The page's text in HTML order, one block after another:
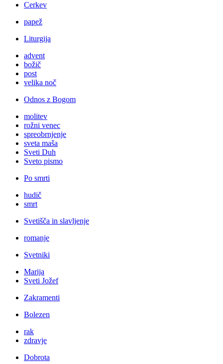
Cerkev
papež
Liturgija
advent
božič
post
velika noč
Odnos z Bogom
molitev
rožni venec
spreobrnjenje
sveta maša
Sveti Duh
Sveto pismo
Po smrti
hudič
smrt
Svetišča in slavljenje
romanje
Svetniki
Marija
Sveti Jožef
Zakramenti
Bolezen
rak
zdravje
Dobrota